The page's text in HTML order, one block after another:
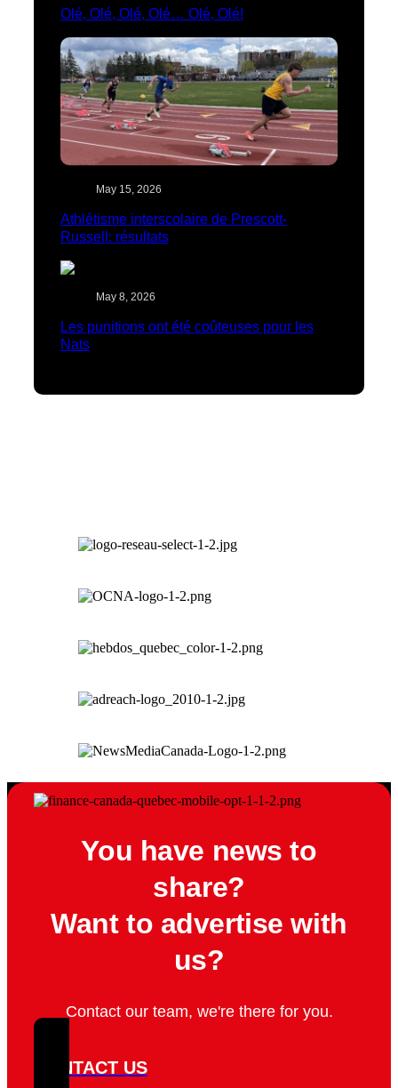
Olé, Olé, Olé, Olé… Olé, Olé!
May 15, 2026
Athlétisme interscolaire de Prescott-
Russell: résultats
May 8, 2026
Les punitions ont été coûteuses pour les
Nats
You have news to
share?
Want to advertise with
us?
Contact our team, we're there for you.
CONTACT US